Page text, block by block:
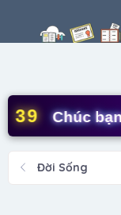
r
e
s
t
a
r
Chúc bạn
Đời Sống